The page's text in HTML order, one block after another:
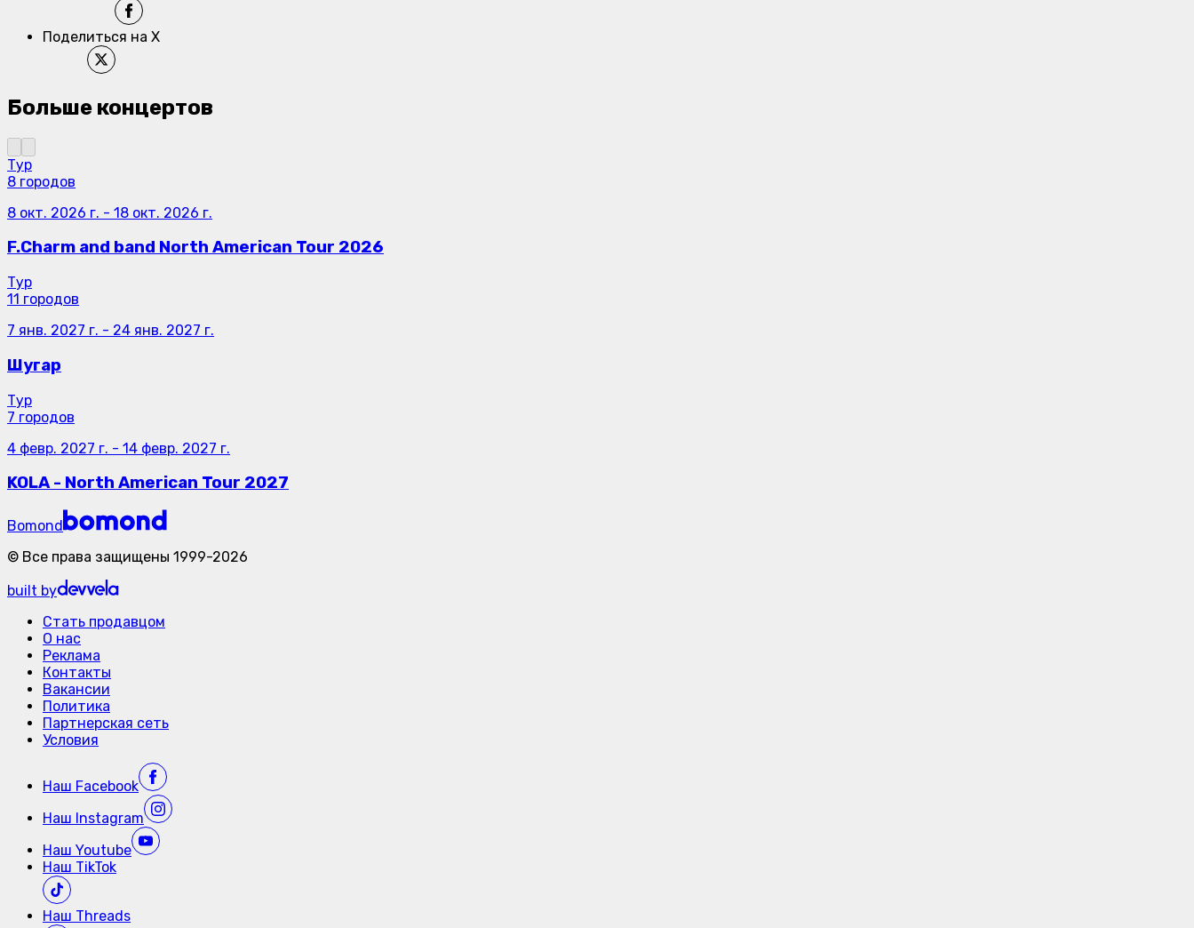
Поделиться на X
Больше концертов
Тур
8 городов
8 окт. 2026 г. - 18 окт. 2026 г.
F.Charm and band North American Tour 2026
Тур
11 городов
7 янв. 2027 г. - 24 янв. 2027 г.
Шугар
Тур
7 городов
4 февр. 2027 г. - 14 февр. 2027 г.
KOLA - North American Tour 2027
Bomond
© Все права защищены 1999-2026
built by
Стать продавцом
О нас
Реклама
Контакты
Вакансии
Политика
Партнерская сеть
Условия
Наш Facebook
Наш Instagram
Наш Youtube
Наш TikTok
Наш Threads